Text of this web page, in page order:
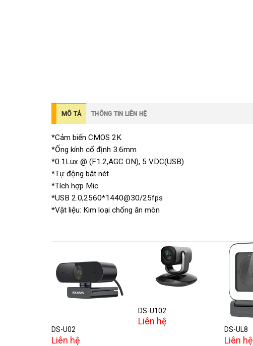
MÔ TẢ THÔNG TIN LIÊN HỆ
*Cảm biến CMOS 2K
*Ống kính cố định 3.6mm
*0.1Lux @ (F1.2,AGC ON), 5 VDC(USB)
*Tự động bắt nét
*Tích hợp Mic
*USB 2.0,2560*1440@30/25fps
*Vật liệu: Kim loại chống ăn mòn
Add to
wishlist
DS-U02
Liên hệ
Add to
DS-U102
Liên hệ
DS-UL8
Liên hệ